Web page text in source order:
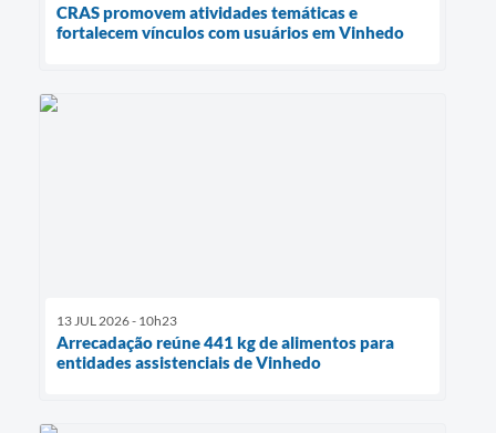
CRAS promovem atividades temáticas e
fortalecem vínculos com usuários em Vinhedo
13 JUL 2026 - 10h23
Arrecadação reúne 441 kg de alimentos para
entidades assistenciais de Vinhedo